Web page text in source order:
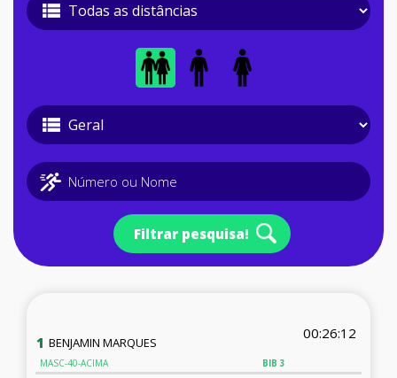
Filtrar pesquisa!
1
BIB 3
BENJAMIN MARQUES
00:26:12
MASC-40-ACIMA